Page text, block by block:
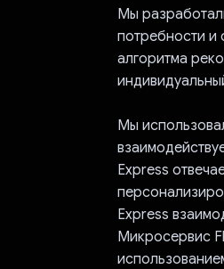
Мы
потребности и
алгоритма
Мы
Express
Express
Микросервис